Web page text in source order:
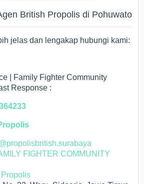
British Propolis di Pohuwato
jelas dan lengakap hubungi kami:
| Family Fighter Community
Response :
FIGHTER COMMUNITY